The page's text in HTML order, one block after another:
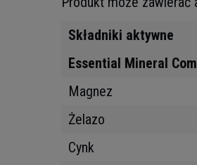
Składniki aktywne
Essential Mineral
Magnez
Żelazo
Cynk